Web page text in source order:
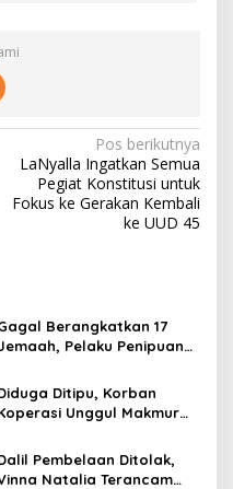
Pos berikutnya
LaNyalla Ingatkan Semua
Pegiat Konstitusi untuk
Fokus ke Gerakan Kembali
ke UUD 45
Berangkatkan 17
Pelaku Penipuan
Pamekasan
Ditipu, Korban
Unggul Makmur
Pembelaan Ditolak,
Natalia Terancam